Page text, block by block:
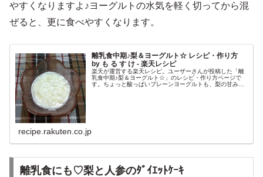
やすくなりますよ♪ヨーグルトの水気を軽く切ってから混
ぜると、更に食べやすくなります。
離乳食中期♪梨＆ヨーグルト☆ レシピ・作り方
by も る す け - 楽天レシピ
楽天が運営する楽天レシピ。ユーザーさんが投稿した「離
乳食中期♪梨＆ヨーグルト☆」のレシピ・作り方ページで
す。ちょっと酸っぱいプレーンヨーグルトも、梨の甘みで
recipe.rakuten.co.jp
離乳食にも♡梨と人参のﾀﾞｲｴｯﾄｹｰｷ